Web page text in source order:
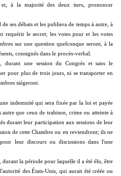
à la majorité des deux tiers, prononcer
ses débats et les publiera de temps à autre, à
requérir le secret; les votes pour et les votes
sur une question quelconque seront, à la
consignés dans le procès-verbal.
durant une session du Congrès et sans le
pour plus de trois jours, ni se transporter en
siégeront.
indemnité qui sera fixée par la loi et payée
autre que ceux de trahison, crime ou atteinte à
durant leur participation aux sessions de leur
de cette Chambre ou en reviendront; ils ne
leur discours ou discussions dans l'une
durant la période pour laquelle il a été élu, être
des États-Unis, qui aurait été créée ou